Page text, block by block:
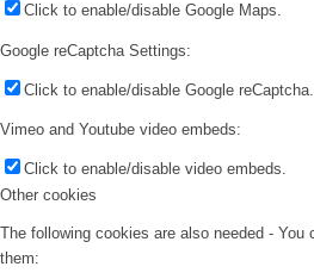
Click to enable/disable Google Maps.
Google reCaptcha Settings:
Click to enable/disable Google reCaptcha.
Vimeo and Youtube video embeds:
Click to enable/disable video embeds.
Other cookies
The following cookies are also needed -
them: